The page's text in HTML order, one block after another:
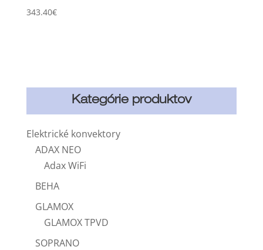
343.40€
Kategórie produktov
Elektrické konvektory
ADAX NEO
Adax WiFi
BEHA
GLAMOX
GLAMOX TPVD
SOPRANO